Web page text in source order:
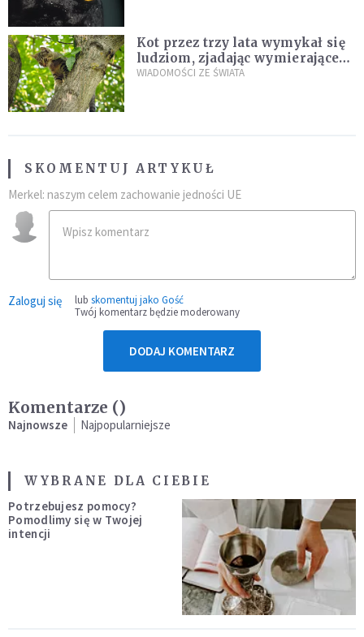
Kot przez trzy lata wymykał się
ludziom, zjadając wymierające
kaczki. W końcu popełnił
WIADOMOŚCI ZE ŚWIATA
SKOMENTUJ ARTYKUŁ
Merkel: naszym celem zachowanie jedności UE
Zaloguj się lub skomentuj jako Gość
Twój komentarz będzie moderowany
DODAJ KOMENTARZ
Komentarze ()
Najnowsze Najpopularniejsze
WYBRANE DLA CIEBIE
Potrzebujesz pomocy?
Pomodlimy się w Twojej
intencji